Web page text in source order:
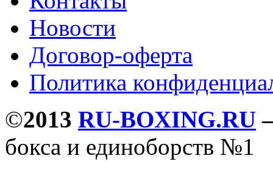
Новости
Договор-оферта
Политика
©2013 RU-BOXING.RU
бокса и единоборств №1